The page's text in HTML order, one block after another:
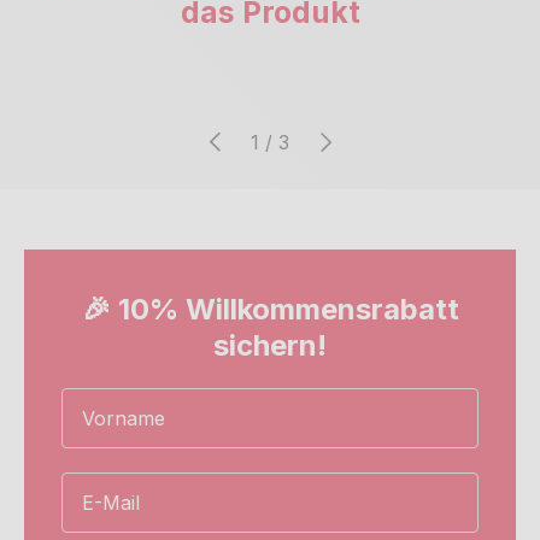
das Produkt
Vorherige
1 / von
3 Nächste
🎉 10% Willkommensrabatt
sichern!
Name
Email